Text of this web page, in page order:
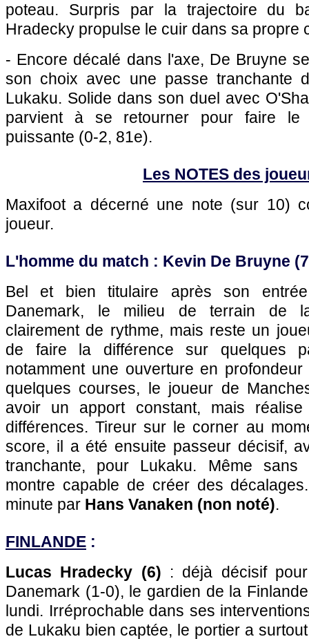
poteau. Surpris par la trajectoire du
Hradecky propulse le cuir dans sa propre
- Encore décalé dans l'axe, De Bruyne
son choix avec une passe tranchante
Lukaku. Solide dans son duel avec
parvient à se retourner pour faire le
puissante (0-2, 81e).
Les NOTES des
Maxifoot a décerné une note (sur 10)
joueur.
L'homme du match : Kevin De Bruyne
Bel et bien titulaire après son
Danemark, le milieu de terrain de
clairement de rythme, mais reste un
de faire la différence sur quelques
notamment une ouverture en
quelques courses, le joueur de
avoir un apport constant, mais
différences. Tireur sur le corner au
score, il a été ensuite passeur décisif,
tranchante, pour Lukaku. Même
montre capable de créer des
minute par Hans Vanaken (non noté).
FINLANDE :
Lucas Hradecky (6) : déjà décisif
Danemark (1-0), le gardien de la
lundi. Irréprochable dans ses
de Lukaku bien captée, le portier a